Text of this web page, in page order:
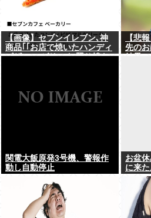
【画像】セブンイレブン､神
商品｢｢お店で焼いたハンディ
ピザ マルゲリータ/照り焼き
【悲
先の
関電大飯原発3号機、警報作
動し自動停止
お盆
に来